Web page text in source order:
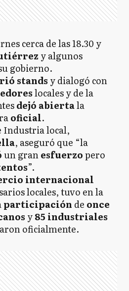
cerca de las 18.30 y
y algunos
gobierno.
stands y dialogó con
locales y de la
dejó abiertala
oficial.
Industria local,
, aseguró que “la
un granesfuerzopero
”.
internacional
locales, tuvo en la
participación de once
y85 industriales
oficialmente.